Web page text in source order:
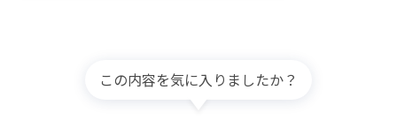
この内容を気に入りましたか？